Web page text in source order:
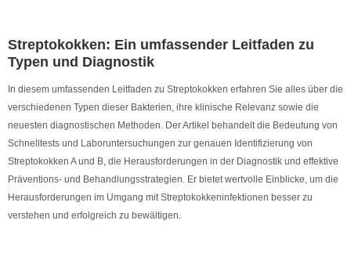
Streptokokken: Ein umfassender Leitfaden zu
Typen und Diagnostik
In diesem umfassenden Leitfaden zu Streptokokken erfahren Sie alles über die
verschiedenen Typen dieser Bakterien, ihre klinische Relevanz sowie die
neuesten diagnostischen Methoden. Der Artikel behandelt die Bedeutung von
Schnelltests und Laboruntersuchungen zur genauen Identifizierung von
Streptokokken A und B, die Herausforderungen in der Diagnostik und effektive
Präventions- und Behandlungsstrategien. Er bietet wertvolle Einblicke, um die
Herausforderungen im Umgang mit Streptokokkeninfektionen besser zu
verstehen und erfolgreich zu bewältigen.